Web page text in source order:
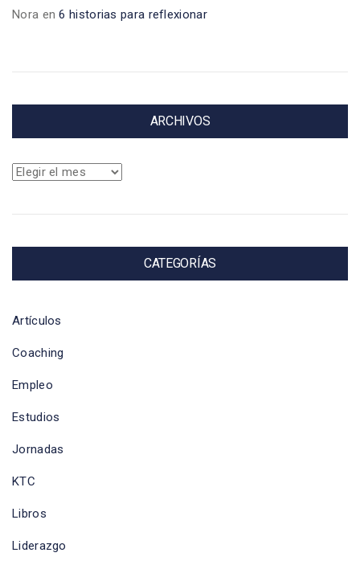
Nora en6 historias para reflexionar
ARCHIVOS
Archivos
CATEGORÍAS
Artículos
Coaching
Empleo
Estudios
Jornadas
KTC
Libros
Liderazgo